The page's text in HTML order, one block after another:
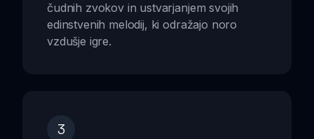
čudnih zvokov in ustvarjanjem svojih
edinstvenih melodij, ki odražajo noro
vzdušje igre.
3